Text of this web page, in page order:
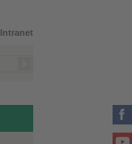
Intranet